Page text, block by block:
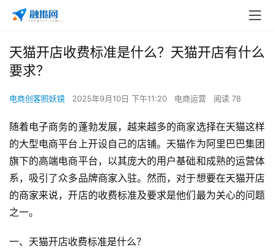
天猫开店收费标准是什么？天猫开店有什么
要求？
电商创客照妖镜 2025年9月10日 下午11:20 电商运营 阅读 78
随着电子商务的蓬勃发展，越来越多的商家选择在天猫这样
的大型电商平台上开设自己的店铺。天猫作为阿里巴巴集团
旗下的高端电商平台，以其庞大的用户基础和成熟的运营体
系，吸引了众多品牌商家入驻。然而，对于想要在天猫开店
的商家来说，开店的收费标准及要求是他们最为关心的问题
之一。
一、天猫开店收费标准是什么？